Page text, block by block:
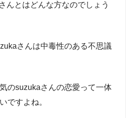
んとはどんな方なのでしょう
さんは中毒性のある不思議
のsuzukaさんの恋愛って一体
ですよね。